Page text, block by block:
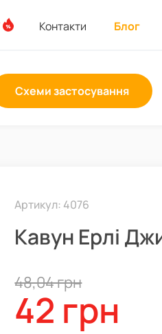
Контакти Блог
Схеми застосування
Артикул: 4076
Кавун Ерлі
48,04 грн
42 грн